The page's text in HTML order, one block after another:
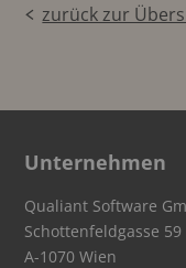
zurück zur
Unternehmen
Qualiant Software
Schottenfeldgasse 59
A-1070 Wien